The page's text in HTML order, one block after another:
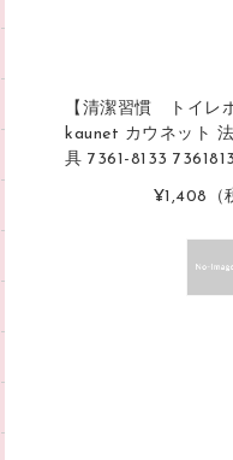
【清潔習慣 トイレ
kaunet カウネット
具 7361-8133
¥1,408 （